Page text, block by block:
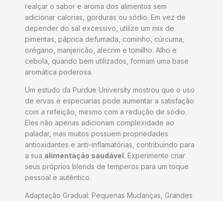
realçar o sabor e aroma dos alimentos sem
adicionar calorias, gorduras ou sódio. Em vez de
depender do sal excessivo, utilize um mix de
pimentas, páprica defumada, cominho, cúrcuma,
orégano, manjericão, alecrim e tomilho. Alho e
cebola, quando bem utilizados, formam uma base
aromática poderosa.
Um estudo da Purdue University mostrou que o uso
de ervas e especiarias pode aumentar a satisfação
com a refeição, mesmo com a redução de sódio.
Eles não apenas adicionam complexidade ao
paladar, mas muitos possuem propriedades
antioxidantes e anti-inflamatórias, contribuindo para
a sua alimentação saudável. Experimente criar
seus próprios blends de temperos para um toque
pessoal e autêntico.
Adaptação Gradual: Pequenas Mudanças, Grandes